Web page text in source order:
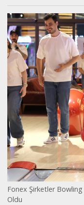
Fonex Şirketler Bowling
Oldu